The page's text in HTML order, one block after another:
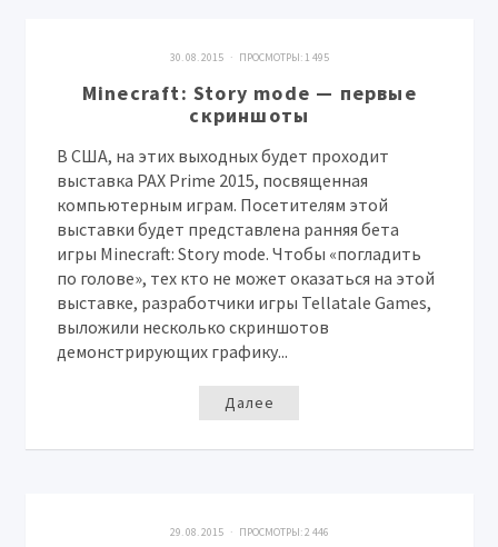
30. 08. 2015 · ПРОСМОТРЫ: 1 495
Minecraft: Story mode — первые
скриншоты
В США, на этих выходных будет проходит
выставка PAX Prime 2015, посвященная
компьютерным играм. Посетителям этой
выставки будет представлена ранняя бета
игры Minecraft: Story mode. Чтобы «погладить
по голове», тех кто не может оказаться на этой
выставке, разработчики игры Tellatale Games,
выложили несколько скриншотов
демонстрирующих графику...
Далее
29. 08. 2015 · ПРОСМОТРЫ:2 446